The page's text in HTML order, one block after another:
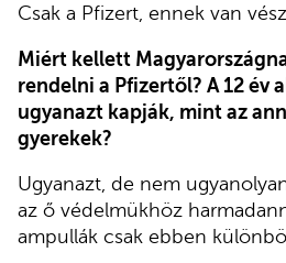
Csak a Pfizert, ennek van
Miért kellett
rendelni a Pfizertől? A 12 év
ugyanazt kapják, mint az
gyerekek?
Ugyanazt, de nem
az ő védelmükhöz
ampullák csak ebben